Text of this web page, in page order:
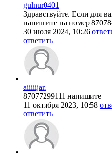
gulnur0401
Здравствуйте. Если для
напишите на номер
30 июля 2024, 10:26
ответить
aiiiiijan
87077299111 напишите
11 октября 2023, 10:58
ответить